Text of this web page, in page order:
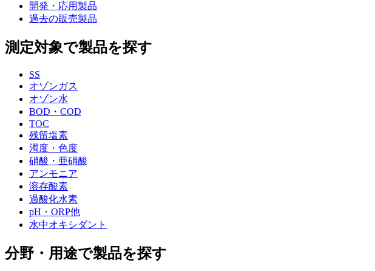
開発・応用製品
過去の販売製品
測定対象で製品を探す
SS
オゾンガス
オゾン水
BOD・COD
TOC
残留塩素
濁度・色度
硝酸・亜硝酸
アンモニア
溶存酸素
過酸化水素
pH・ORP他
水中オキシダント
分野・用途で製品を探す